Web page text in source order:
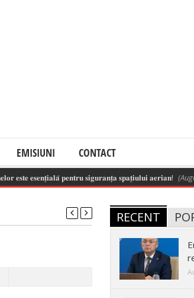
EMISIUNI CONTACT
𝐩𝐞𝐧𝐭𝐫𝐮 𝐬𝐢𝐠𝐮𝐫𝐚𝐧𝐭̦𝐚 𝐬𝐩𝐚𝐭̦𝐢𝐮𝐥𝐮𝐢 𝐚𝐞𝐫𝐢𝐚𝐧! (August 7,
RECENT